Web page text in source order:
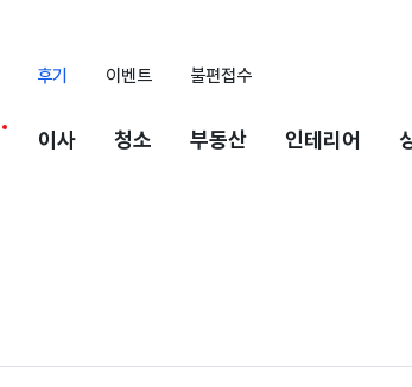
후기 이벤트 불편접수
이사 청소 부동산 인테리어